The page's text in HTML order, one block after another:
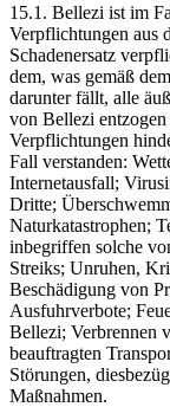
15.1. Bellezi ist im
Verpflichtungen aus
Schadenersatz
dem, was gemäß
darunter fällt, alle
von Bellezi
Verpflichtungen
Fall verstanden:
Internetausfall;
Dritte;
Naturkatastrophen;
inbegriffen solche
Streiks; Unruhen,
Beschädigung von
Ausfuhrverbote;
Bellezi; Verbrennen
beauftragten
Störungen,
Maßnahmen.